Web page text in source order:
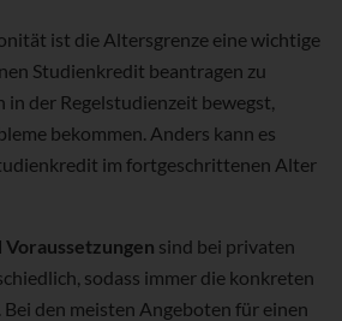
ist die Altersgrenze eine wichtige
Studienkredit beantragen zu
in der Regelstudienzeit bewegst,
bekommen. Anders kann es
im fortgeschrittenen Alter
Voraussetzungen sind bei privaten
sodass immer die konkreten
den meisten Angeboten für einen